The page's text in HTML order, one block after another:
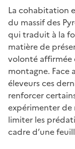
La cohabitation
du massif des
qui traduit à la
matière de
volonté affirmée
montagne. Face
éleveurs ces
renforcer
expérimenter de
limiter les
cadre d’une